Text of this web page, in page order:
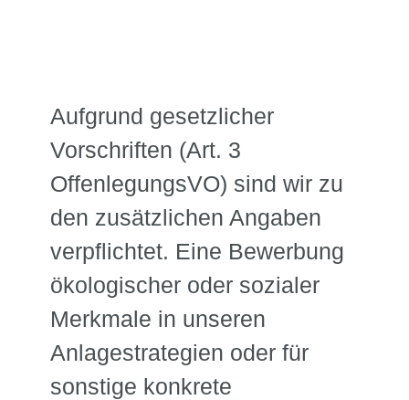
Aufgrund gesetzlicher
Vorschriften (Art. 3
OffenlegungsVO) sind wir zu
den zusätzlichen Angaben
verpflichtet. Eine Bewerbung
ökologischer oder sozialer
Merkmale in unseren
Anlagestrategien oder für
sonstige konkrete